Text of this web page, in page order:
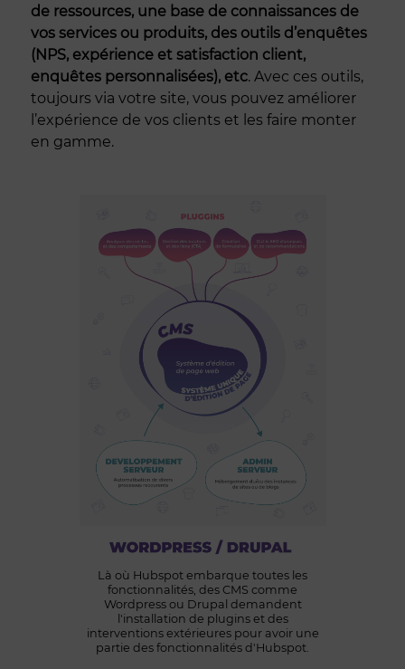
de ressources, une base de connaissances de
vos services ou produits, des outils d’enquêtes
(NPS, expérience et satisfaction client,
enquêtes personnalisées), etc. Avec ces outils,
toujours via votre site, vous pouvez améliorer
l’expérience de vos clients et les faire monter
en gamme.
Là où Hubspot embarque toutes les
fonctionnalités, des CMS comme
Wordpress ou Drupal demandent
l'installation de plugins et des
interventions extérieures pour avoir une
partie des fonctionnalités d'Hubspot.